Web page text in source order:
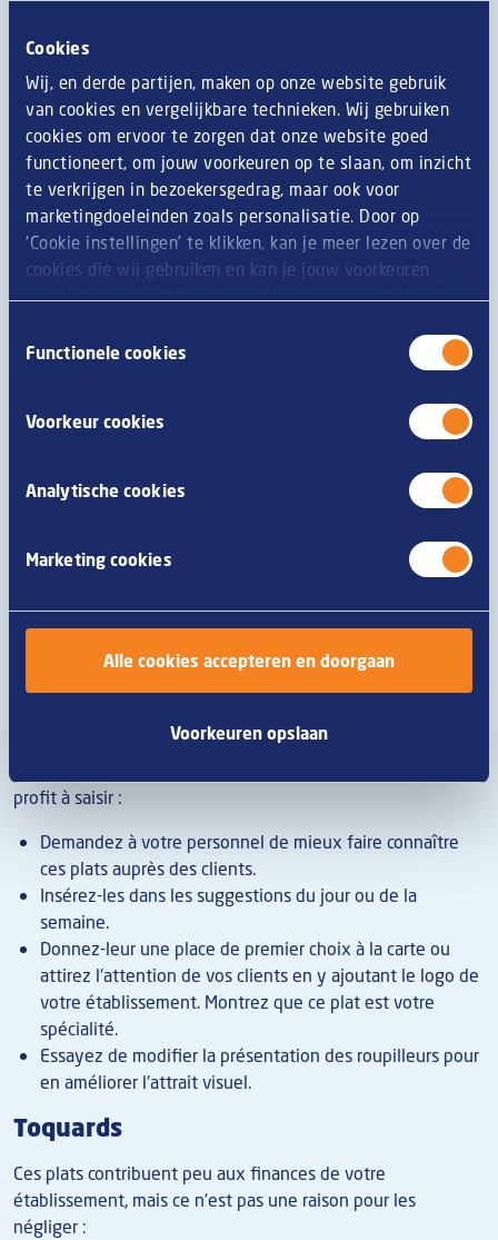
Cookies
Wij, en derde partijen, maken op onze website gebruik
van cookies en vergelijkbare technieken. Wij gebruiken
cookies om ervoor te zorgen dat onze website goed
functioneert, om jouw voorkeuren op te slaan, om inzicht
te verkrijgen in bezoekersgedrag, maar ook voor
marketingdoeleinden zoals personalisatie. Door op
‘Cookie instellingen’ te klikken, kan je meer lezen over de
cookies die wij gebruiken en kan je jouw voorkeuren
opslaan. Door op ‘Alle cookies accepteren en doorgaan’
cookies zoals omschreven in onze
Functionele cookies
Voorkeur cookies
Analytische cookies
Marketing cookies
Alle cookies accepteren en doorgaan
Voorkeuren opslaan
Best-sellers
Il n'est plus nécessaire de faire la publicité des best-sellers,
puisque les clients les apprécient beaucoup. Le seul ennui,
Examinez quels ingrédients adapter ou que changer à la
Évaluez la possibilité de relever le prix des best-sellers.
prêts à payer un peu plus pour continuer à les déguster.
majoration des prix est un processus délicat, qu'il faut faire
seulement avec certains plats, et pas trop souvent. C'est
les faiblesses des plats pour savoir exactement quelles
mesures prendre."
Roupilleurs
Les roupilleurs sont des plats que vous ne vendez pas
profit à saisir :
Demandez à votre personnel de mieux faire connaître
ces plats auprès des clients.
Insérez-les dans les suggestions du jour ou de la
semaine.
Donnez-leur une place de premier choix à la carte ou
attirez l'attention de vos clients en y ajoutant le logo de
votre établissement. Montrez que ce plat est votre
spécialité.
Essayez de modifier la présentation des roupilleurs pour
en améliorer l'attrait visuel.
Toquards
Ces plats contribuent peu aux finances de votre
établissement, mais ce n'est pas une raison pour les
négliger :